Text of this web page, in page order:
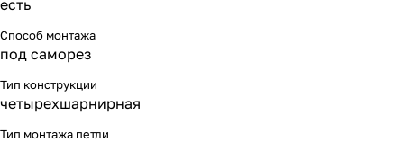
есть
Способ монтажа
под саморез
Тип конструкции
четырехшарнирная
Тип монтажа петли